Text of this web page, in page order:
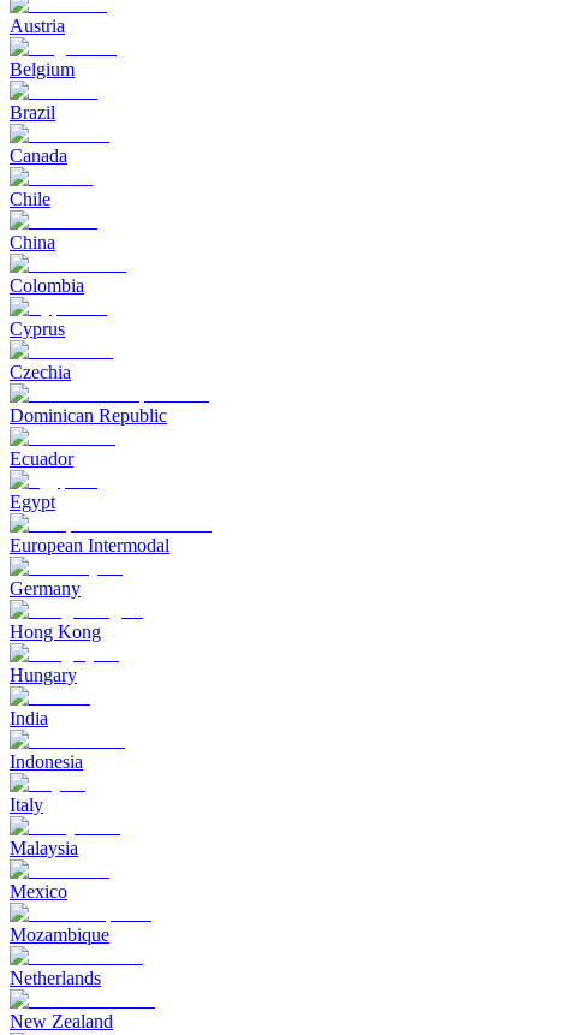
Austria
Belgium
Brazil
Canada
Chile
China
Colombia
Cyprus
Czechia
Dominican Republic
Ecuador
Egypt
European Intermodal
Germany
Hong Kong
Hungary
India
Indonesia
Italy
Malaysia
Mexico
Mozambique
Netherlands
New Zealand